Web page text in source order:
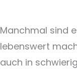
Manchmal sind
lebenswert
auch in